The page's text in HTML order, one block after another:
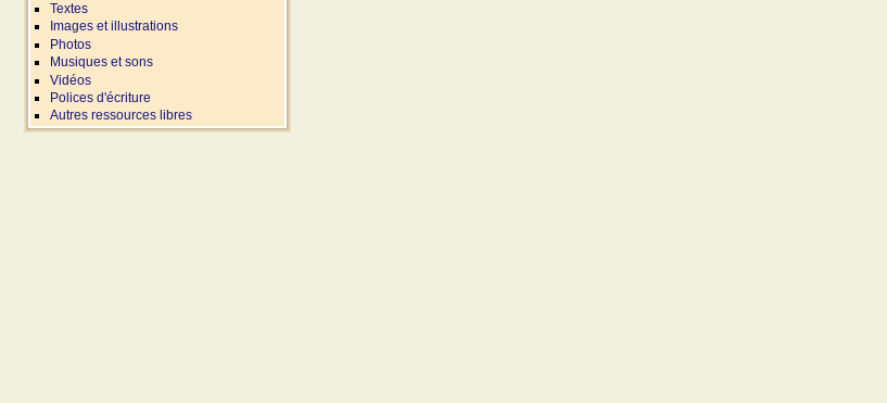
Textes
Images et illustrations
Photos
Musiques et sons
Vidéos
Polices d'écriture
Autres ressources libres